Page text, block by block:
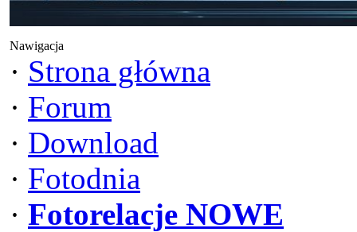
Nawigacja
· Strona główna
· Forum
· Download
· Fotodnia
· Fotorelacje NOWE